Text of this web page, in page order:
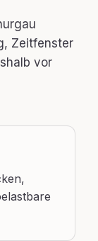
Zeitfenster
vor